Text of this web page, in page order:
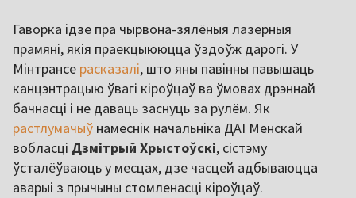
Гаворка ідзе пра чырвона-зялёныя лазерныя
прамяні, якія праекцыююцца ўздоўж дарогі. У
Мінтрансе расказалі, што яны павінны павышаць
канцэнтрацыю ўвагі кіроўцаў ва ўмовах дрэннай
бачнасці і не даваць заснуць за рулём. Як
растлумачыў намеснік начальніка ДАІ Менскай
вобласці Дзмітрый Хрыстоўскі, сістэму
ўсталёўваюць у месцах, дзе часцей адбываюцца
аварыі з прычыны стомленасці кіроўцаў.